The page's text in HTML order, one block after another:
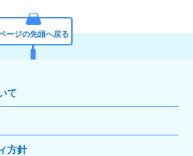
ージの先頭へ戻る
て
方針